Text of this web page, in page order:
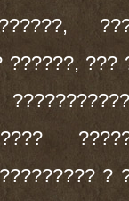
??????, ???
?